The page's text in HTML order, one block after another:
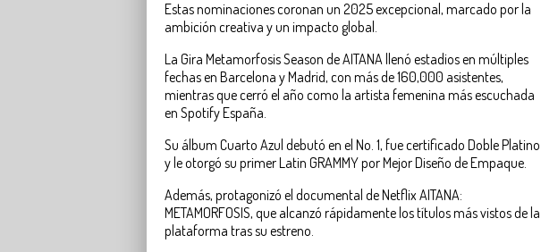
Estas nominaciones coronan un 2025 excepcional, marcado por la
ambición creativa y un impacto global.
La Gira Metamorfosis Season de AITANA llenó estadios en múltiples
fechas en Barcelona y Madrid, con más de 160,000 asistentes,
mientras que cerró el año como la artista femenina más escuchada
en Spotify España.
Su álbum Cuarto Azul debutó en el No. 1, fue certificado Doble Platino
y le otorgó su primer Latin GRAMMY por Mejor Diseño de Empaque.
Además, protagonizó el documental de Netflix AITANA:
METAMORFOSIS, que alcanzó rápidamente los títulos más vistos de la
plataforma tras su estreno.